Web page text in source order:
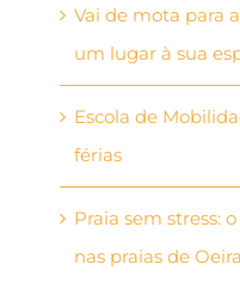
Vai de mota para
um lugar à sua
Escola de
férias
Praia sem stress:
nas praias de